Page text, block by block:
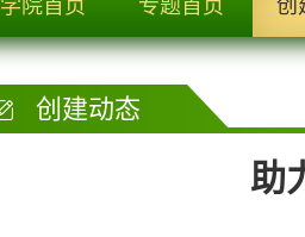
学院首页 专题首页 创
创建动态
助